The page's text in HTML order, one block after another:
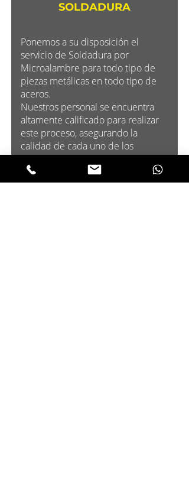
SOLDADURA
Ponemos a su disposición el
servicio de Soldadura por
Microalambre para todo tipo de
piezas metálicas en todo tipo de
aceros.
Nuestros personal se encuentra
altamente calificado para realizar
este proceso, asegurando la
calidad de cada uno de los
productos que requieren este
servicio.